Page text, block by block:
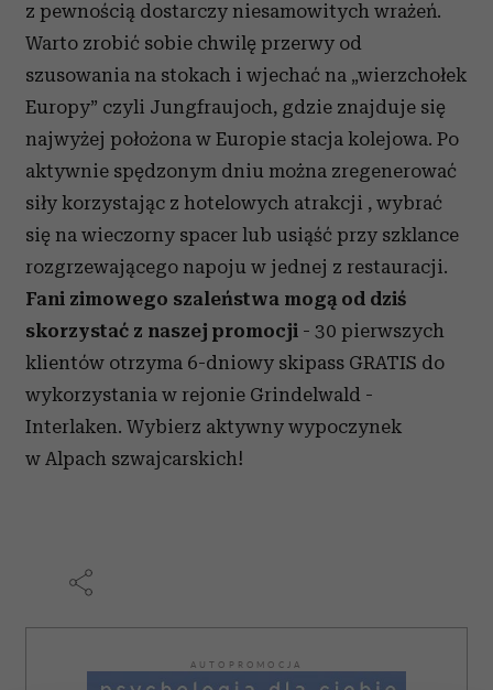
z pewnością dostarczy niesamowitych wrażeń.
Warto zrobić sobie chwilę przerwy od
szusowania na stokach i wjechać na „wierzchołek
Europy” czyli Jungfraujoch, gdzie znajduje się
najwyżej położona w Europie stacja kolejowa. Po
aktywnie spędzonym dniu można zregenerować
siły korzystając z hotelowych atrakcji , wybrać
się na wieczorny spacer lub usiąść przy szklance
rozgrzewającego napoju w jednej z restauracji.
Fani zimowego szaleństwa mogą od dziś
skorzystać z naszej promocji - 30 pierwszych
klientów otrzyma 6-dniowy skipass GRATIS do
wykorzystania w rejonie Grindelwald -
Interlaken. Wybierz aktywny wypoczynek
w Alpach szwajcarskich!
AUTOPROMOCJA